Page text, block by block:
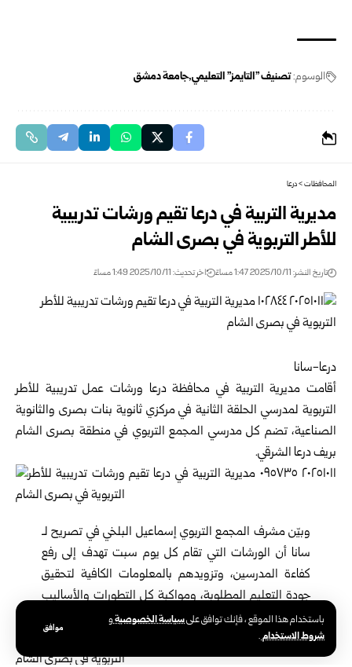
باستخدام هذا الموقع ، فإنك توافق علىسياسة الخصوصيةو
شروط الاستخدام.
موافق
الوسوم:تصنيف "التايمز" التعليمي جامعة دمشق
المحافظات>درعا
مديرية التربية في درعا تقيم ورشات تدريبية
للأطر التربوية في بصرى الشام
تاريخ النشر: 2025/10/11 1:47 مساءً اخر تحديث: 2025/10/11 1:49 مساءً
درعا-سانا
أقامت مديرية التربية في محافظة درعا ورشات عمل تدريبية للأطر
التربوية لمدرسي الحلقة الثانية في مركزي ثانوية بنات بصرى والثانوية
الصناعية، تضم كل مدرسي المجمع التربوي في منطقة بصرى الشام
بريف درعا الشرقي.
وبيّن مشرف المجمع التربوي إسماعيل البلخي في تصريح لـ
سانا أن الورشات التي تقام كل يوم سبت تهدف إلى رفع
كفاءة المدرسين، وتزويدهم بالمعلومات الكافية لتحقيق
جودة التعليم المطلوبة، ومواكبة كل التطورات والأساليب
الحديثة لتطوير العملية التربوية.